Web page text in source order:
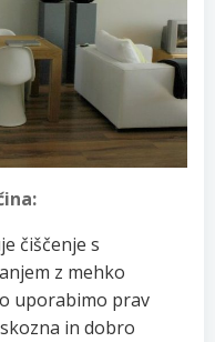
čiščenje s
z mehko
uporabimo prav
in dobro